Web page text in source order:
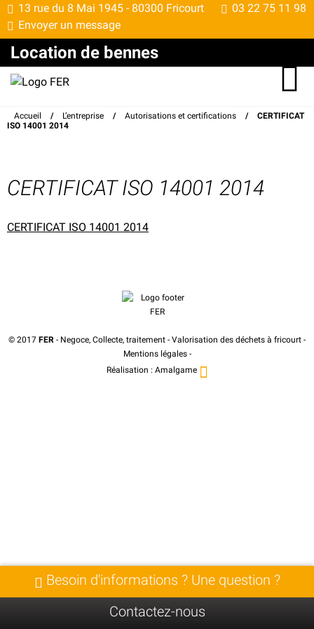
13 rue du 8 Mai 1945 - 80300 Fricourt
03 22 75 11 98
Envoyer un message
Location de bennes
Accueil / L’entreprise / Autorisations et certifications /
CERTIFICAT
ISO 14001 2014
CERTIFICAT ISO 14001 2014
CERTIFICAT ISO 14001 2014
© 2017 FER - Negoce, Collecte, traitement - Valorisation des déchets à fricourt -
Mentions légales-
Réalisation : Amalgame
Besoin d'informations ? Une question ?
Contactez-nous